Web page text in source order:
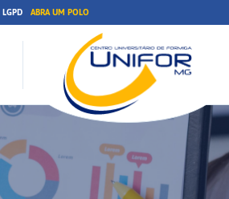
ABRA UM POLO